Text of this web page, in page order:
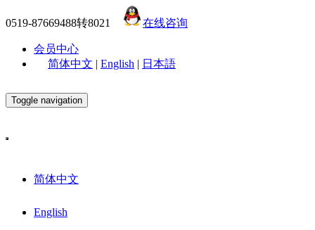
0519-87669488转8021 在线咨询
会员中心
简体中文 | English | 日本語
Toggle navigation
简体中文
English